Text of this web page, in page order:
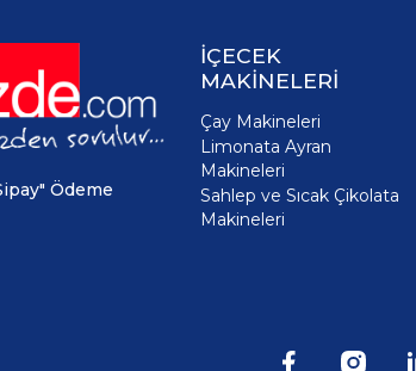
Ödeme
İÇECEK
MAKİNELERİ
Çay Makineleri
Limonata Ayran
Makineleri
Sahlep ve Sıcak Çikolata
Makineleri